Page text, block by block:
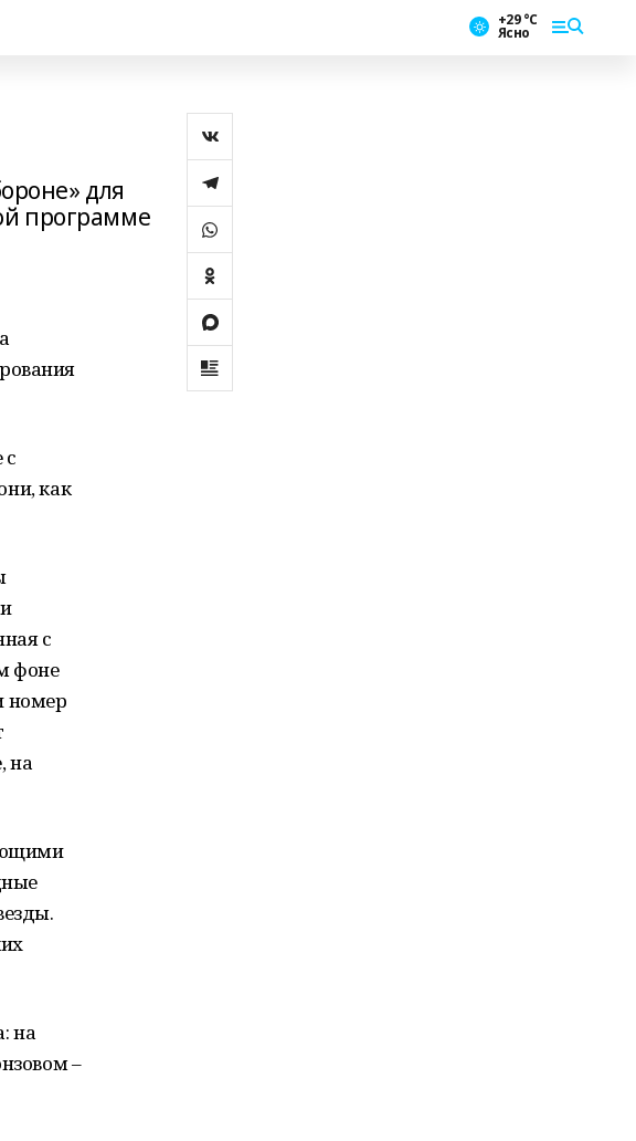
+29 °С
Ясно
для
программе
с
как
с
фоне
номер
на
на
–